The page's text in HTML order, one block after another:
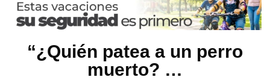
“¿Quién patea a un perro
muerto? …